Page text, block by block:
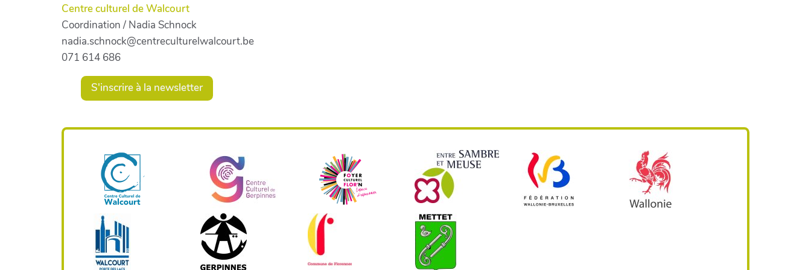
Centre culturel de Walcourt
Coordination / Nadia Schnock
nadia.schnock@centreculturelwalcourt.be
071 614 686
S'inscrire à la newsletter